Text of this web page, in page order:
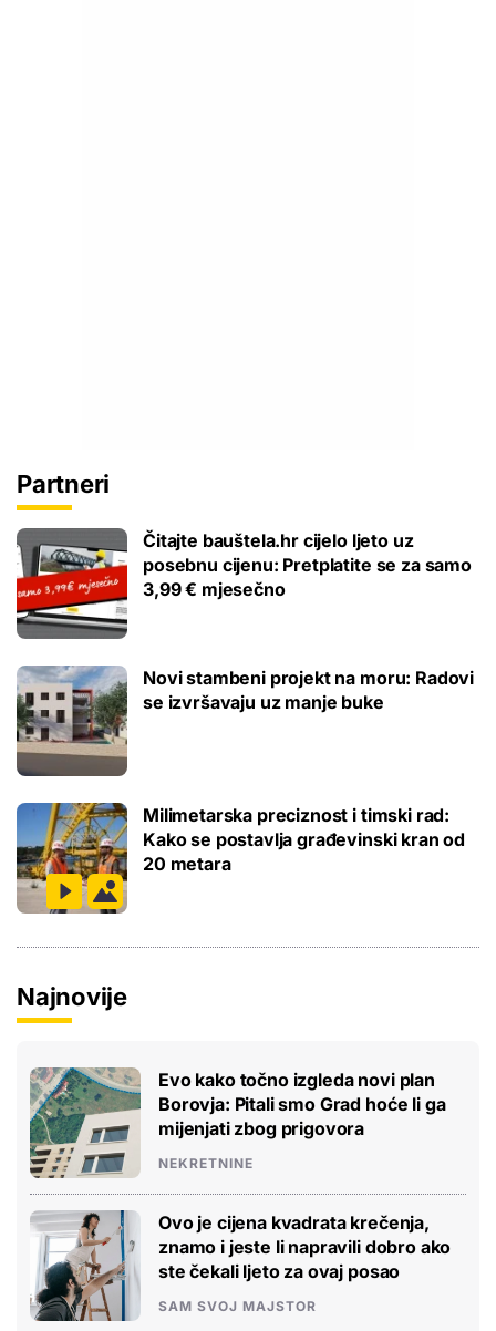
Partneri
Čitajte bauštela.hr cijelo ljeto uz
posebnu cijenu: Pretplatite se za samo
3,99 € mjesečno
Novi stambeni projekt na moru: Radovi
se izvršavaju uz manje buke
Milimetarska preciznost i timski rad:
Kako se postavlja građevinski kran od
20 metara
Najnovije
Evo kako točno izgleda novi plan
Borovja: Pitali smo Grad hoće li ga
mijenjati zbog prigovora
NEKRETNINE
Ovo je cijena kvadrata krečenja,
znamo i jeste li napravili dobro ako
ste čekali ljeto za ovaj posao
SAM SVOJ MAJSTOR